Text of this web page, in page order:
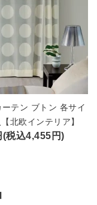
ーテン ブトン 各サイ
北欧インテリア】
(税込4,455円)